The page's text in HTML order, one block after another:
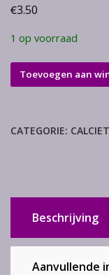
€3.50
1 op voorraad
Pistache
calciet
Toevoegen aan
CATEGORIE:
Beschrijving
Aanvullende